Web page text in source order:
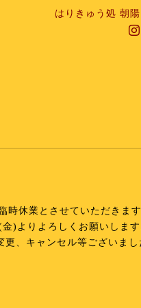
はりきゅう処 朝陽
休業とさせていただきます
)よりよろしくお願いします
、キャンセル等ございまし